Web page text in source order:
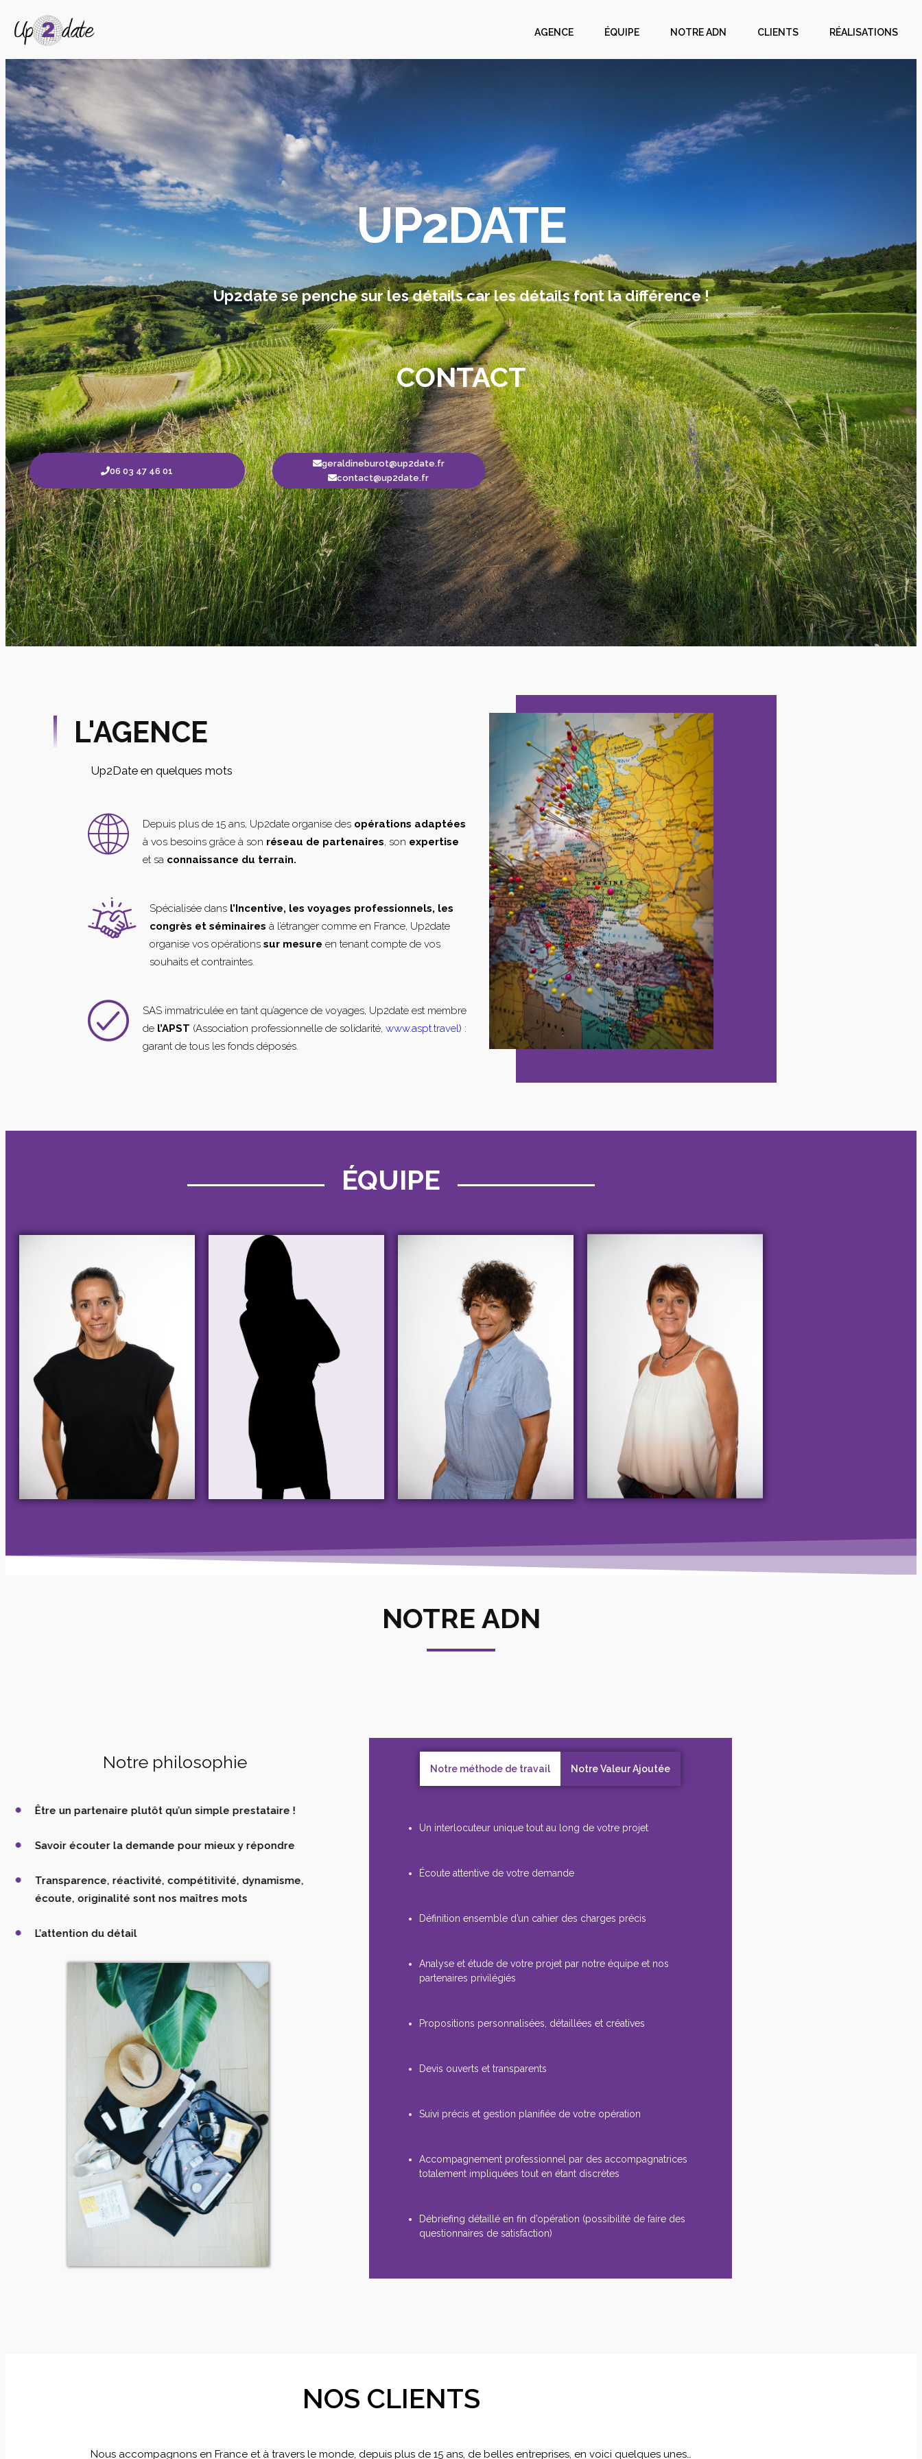
AGENCE ÉQUIPE NOTRE ADN CLIENTS RÉALISATIONS
UP2DATE
Up2date se penche sur les détails car les détails font la différence !
CONTACT
06 03 47 46 01
geraldineburot@up2date.fr
contact@up2date.fr
L'AGENCE
Up2Date en quelques mots
Depuis plus de 15 ans, Up2date organise des opérations adaptées
à vos besoins grâce à son réseau de partenaires, son expertise
et sa connaissance du terrain.
Spécialisée dans l’Incentive, les voyages professionnels, les
congrès et séminaires à l’étranger comme en France, Up2date
organise vos opérations sur mesure en tenant compte de vos
souhaits et contraintes.
SAS immatriculée en tant qu’agence de voyages, Up2date est membre
de l’APST (Association professionnelle de solidarité, www.aspt.travel) :
garant de tous les fonds déposés.
ÉQUIPE
NOTRE ADN
Notre philosophie
Être un partenaire plutôt qu’un simple prestataire !
Savoir écouter la demande pour mieux y répondre
Transparence, réactivité, compétitivité, dynamisme,
écoute, originalité sont nos maîtres mots
L’attention du détail
Notre méthode de travail Notre Valeur Ajoutée
Un interlocuteur unique tout au long de votre projet
Écoute attentive de votre demande
Définition ensemble d’un cahier des charges précis
Analyse et étude de votre projet par notre équipe et nos
partenaires privilégiés
Propositions personnalisées, détaillées et créatives
Devis ouverts et transparents
Suivi précis et gestion planifiée de votre opération
Accompagnement professionnel par des accompagnatrices
totalement impliquées tout en étant discrètes
Débriefing détaillé en fin d’opération (possibilité de faire des
questionnaires de satisfaction)
NOS CLIENTS
Nous accompagnons en France et à travers le monde, depuis plus de 15 ans, de belles entreprises, en voici quelques unes…